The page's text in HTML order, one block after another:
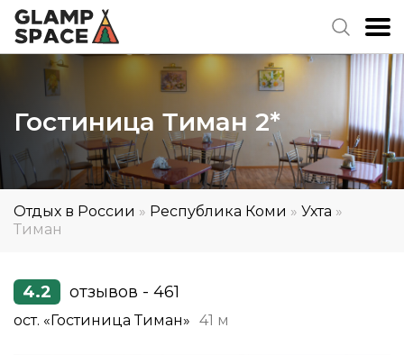
Гостиница Тиман 2*
Отдых в России » Республика Коми » Ухта »
Тиман
4.2 отзывов - 461
ост. «Гостиница Тиман» 41 м